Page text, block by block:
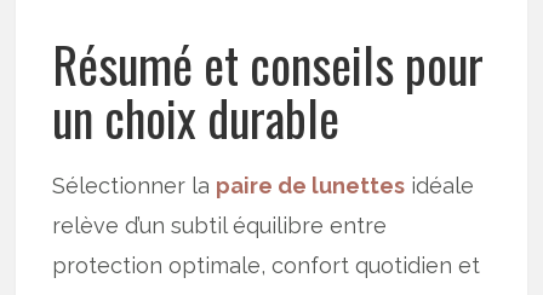
Résumé et conseils pour
un choix durable
Sélectionner la paire de lunettes idéale
relève d’un subtil équilibre entre
protection optimale, confort quotidien et